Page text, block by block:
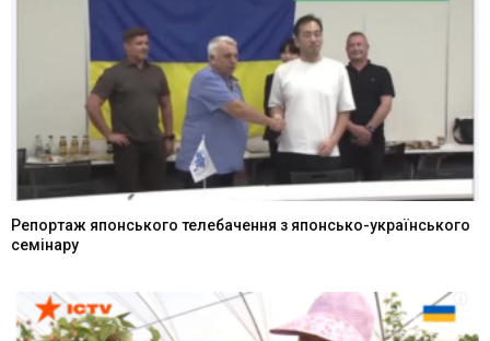
Репортаж японського телебачення з японсько-українського
семінару